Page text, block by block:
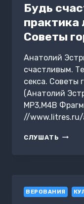
Будь
практика
Советы
Анатолий
счастливым.
секса. Советы
(Анатолий
MP3,M4B
//
СЛУШАТЬ БУДЬ
И
ВЕРОВАНИЯ